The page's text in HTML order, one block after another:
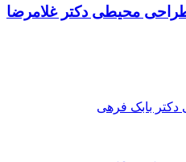
محیطی دکتر غلامرضا